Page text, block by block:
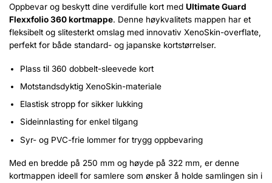
Oppbevar og beskytt dine verdifulle kort med Ultimate Guard
Flexxfolio 360 kortmappe. Denne høykvalitets mappen har et
fleksibelt og slitesterkt omslag med innovativ XenoSkin-overflate,
perfekt for både standard- og japanske kortstørrelser.
Plass til 360 dobbelt-sleevede kort
Motstandsdyktig XenoSkin-materiale
Elastisk stropp for sikker lukking
Sideinnlasting for enkel tilgang
Syr- og PVC-frie lommer for trygg oppbevaring
Med en bredde på 250 mm og høyde på 322 mm, er denne
kortmappen ideell for samlere som ønsker å holde samlingen sin i